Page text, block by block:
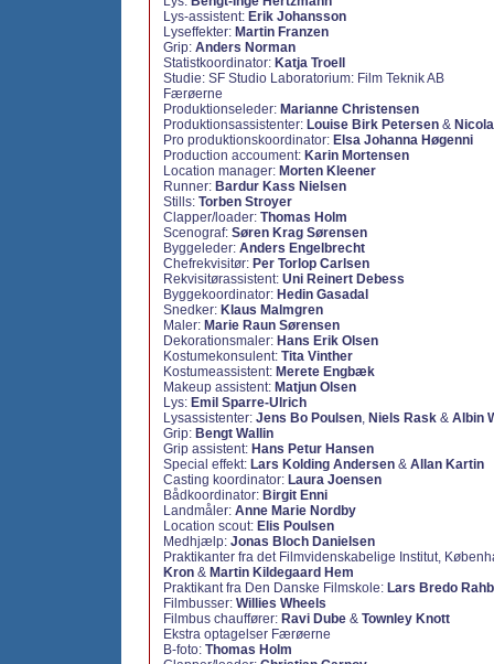
Lys-assistent: Erik Johansson
Lyseffekter: Martin Franzen
Grip: Anders Norman
Statistkoordinator: Katja Troell
Studie: SF Studio Laboratorium: Film Teknik AB
Færøerne
Produktionseleder: Marianne Christensen
Produktionsassistenter: Louise Birk Petersen &
Pro produktionskoordinator: Elsa Johanna Høgenni
Production accoument: Karin Mortensen
Location manager: Morten Kleener
Runner: Bardur Kass Nielsen
Stills: Torben Stroyer
Clapper/loader: Thomas Holm
Scenograf: Søren Krag Sørensen
Byggeleder: Anders Engelbrecht
Chefrekvisitør: Per Torlop Carlsen
Rekvisitørassistent: Uni Reinert Debess
Byggekoordinator: Hedin Gasadal
Snedker: Klaus Malmgren
Maler: Marie Raun Sørensen
Dekorationsmaler: Hans Erik Olsen
Kostumekonsulent: Tita Vinther
Kostumeassistent: Merete Engbæk
Makeup assistent: Matjun Olsen
Lys: Emil Sparre-Ulrich
Lysassistenter: Jens Bo Poulsen, Niels Rask & Albin
Grip: Bengt Wallin
Grip assistent: Hans Petur Hansen
Special effekt: Lars Kolding Andersen & Allan Kartin
Casting koordinator: Laura Joensen
Bådkoordinator: Birgit Enni
Landmåler: Anne Marie Nordby
Location scout: Elis Poulsen
Medhjælp: Jonas Bloch Danielsen
Praktikanter fra det Filmvidenskabelige Institut,
Kron & Martin Kildegaard Hem
Praktikant fra Den Danske Filmskole: Lars Bredo
Filmbusser: Willies Wheels
Filmbus chauffører: Ravi Dube & Townley Knott
Ekstra optagelser Færøerne
B-foto: Thomas Holm